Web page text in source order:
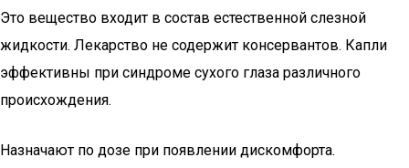
Это вещество входит в состав естественной слезной
жидкости. Лекарство не содержит консервантов. Капли
эффективны при синдроме сухого глаза различного
происхождения.
Назначают по дозе при появлении дискомфорта.